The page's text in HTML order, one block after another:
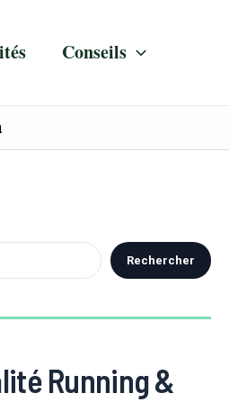
Conseils
Rechercher
Running &